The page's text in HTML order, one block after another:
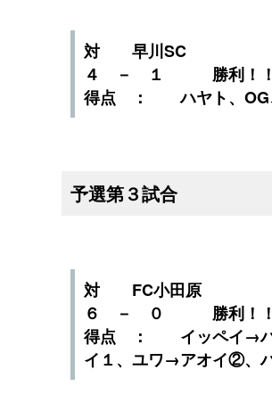
対 早川SC
４ － １ 勝利！！
得点 ： ハヤト、OG
予選第３試合
対 FC小田原
６ － ０ 勝利！！
得点 ： イッペイ→ハ
イ１、ユワ→アオイ②、